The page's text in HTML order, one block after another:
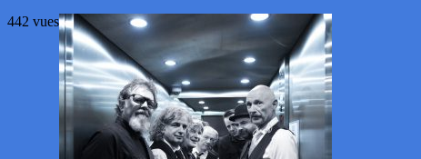
442 vues